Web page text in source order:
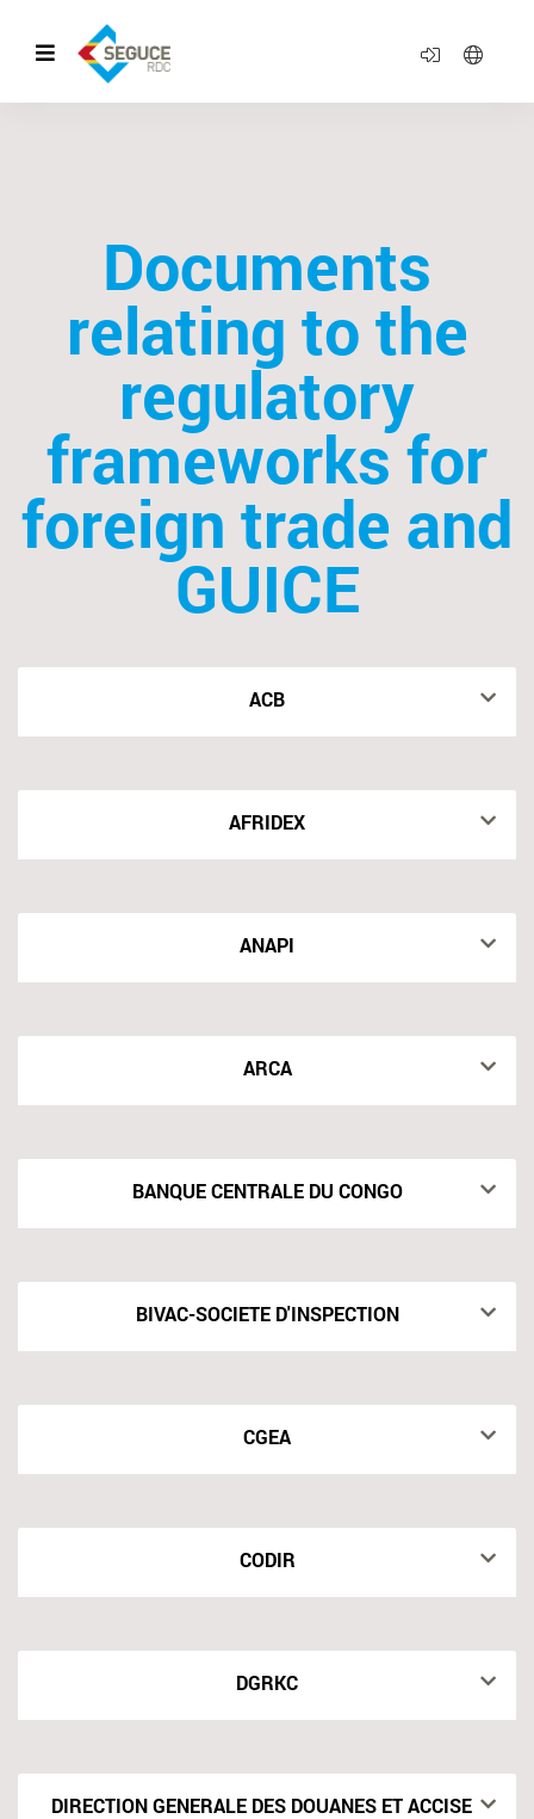
Documents
relating to the
regulatory
frameworks for
foreign trade and
GUICE
ACB
AFRIDEX
ANAPI
ARCA
BANQUE CENTRALE DU CONGO
BIVAC-SOCIETE D'INSPECTION
CGEA
CODIR
DGRKC
DIRECTION GENERALE DES DOUANES ET ACCISES